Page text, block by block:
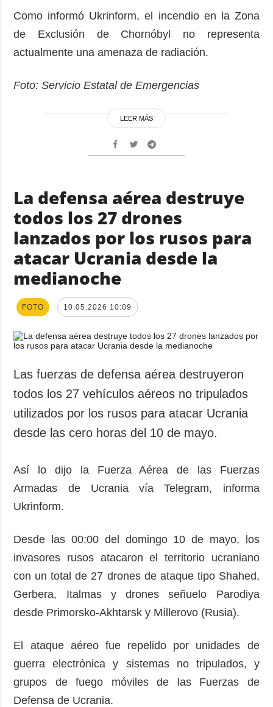
Como informó Ukrinform, el incendio en la Zona
de Exclusión de Chornóbyl no representa
actualmente una amenaza de radiación.
Foto: Servicio Estatal de Emergencias
LEER MÁS
La defensa aérea destruye
todos los 27 drones
lanzados por los rusos para
atacar Ucrania desde la
medianoche
FOTO 10.05.2026 10:09
Las fuerzas de defensa aérea destruyeron
todos los 27 vehículos aéreos no tripulados
utilizados por los rusos para atacar Ucrania
desde las cero horas del 10 de mayo.
Así lo dijo la Fuerza Aérea de las Fuerzas
Armadas de Ucrania vía Telegram, informa
Ukrinform.
Desde las 00:00 del domingo 10 de mayo, los
invasores rusos atacaron el territorio ucraniano
con un total de 27 drones de ataque tipo Shahed,
Gerbera, Italmas y drones señuelo Parodiya
desde Primorsko-Akhtarsk y Míllerovo (Rusia).
El ataque aéreo fue repelido por unidades de
guerra electrónica y sistemas no tripulados, y
grupos de fuego móviles de las Fuerzas de
Defensa de Ucrania.